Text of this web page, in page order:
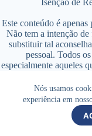
Nós usamos
experiência em
Isenção de
Este conteúdo é
Não tem a intenção
substituir tal
pessoal. Todos
especialmente aqueles
qualquer programa
Copyright © 2026 -
VKCF Soluções